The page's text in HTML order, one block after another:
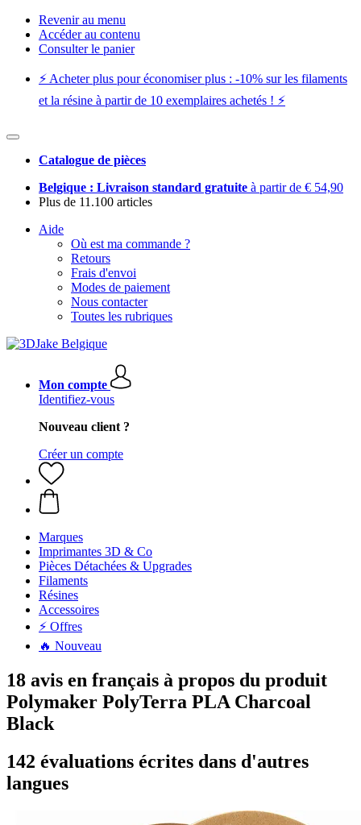
Revenir au menu
Accéder au contenu
Consulter le panier
⚡️ Acheter plus pour économiser plus : -10% sur les filaments
et la résine à partir de 10 exemplaires achetés ! ⚡️
Catalogue de pièces
Belgique : Livraison standard gratuite à partir de € 54,90
Plus de 11.100 articles
Aide
Où est ma commande ?
Retours
Frais d'envoi
Modes de paiement
Nous contacter
Toutes les rubriques
Mon compte
Identifiez-vous
Nouveau client ?
Créer un compte
Marques
Imprimantes 3D & Co
Pièces Détachées & Upgrades
Filaments
Résines
Accessoires
⚡ Offres
🔥 Nouveau
18 avis en français à propos du produit
Polymaker PolyTerra PLA Charcoal
Black
142 évaluations écrites dans d'autres
langues